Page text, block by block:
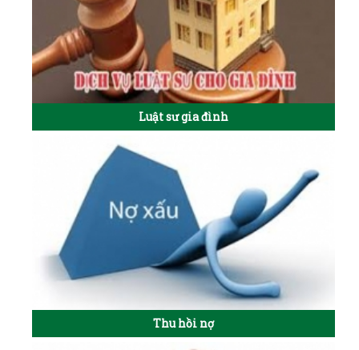
Luật sư gia đình
Thu hồi nợ